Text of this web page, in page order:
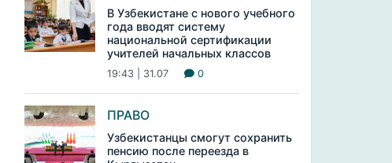
В Узбекистане с нового учебного
года вводят систему
национальной сертификации
учителей начальных классов
19:43 | 31.07 0
ПРАВО
Узбекистанцы смогут сохранить
пенсию после переезда в